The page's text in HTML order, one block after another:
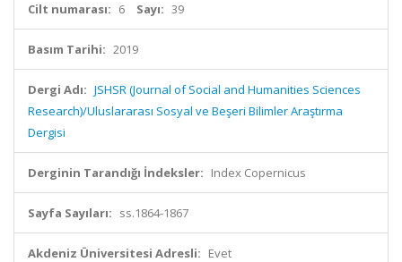
Cilt numarası: 6 Sayı: 39
Basım Tarihi: 2019
Dergi Adı: JSHSR (Journal of Social and Humanities Sciences
Research)/Uluslararası Sosyal ve Beşeri Bilimler Araştırma
Dergisi
Derginin Tarandığı İndeksler: Index Copernicus
Sayfa Sayıları: ss.1864-1867
Akdeniz Üniversitesi Adresli: Evet